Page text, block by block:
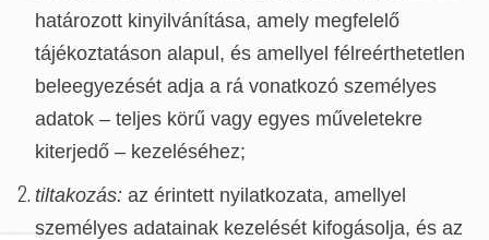
határozott kinyilvánítása, amely megfelelő
tájékoztatáson alapul, és amellyel félreérthetetlen
beleegyezését adja a rá vonatkozó személyes
adatok – teljes körű vagy egyes műveletekre
kiterjedő – kezeléséhez;
tiltakozás: az érintett nyilatkozata, amellyel
személyes adatainak kezelését kifogásolja, és az